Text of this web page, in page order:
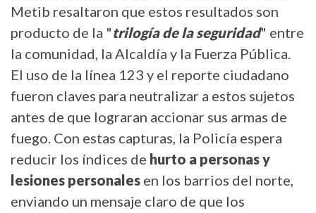
Metib resaltaron que estos resultados son
producto de la "trilogía de la seguridad" entre
la comunidad, la Alcaldía y la Fuerza Pública.
El uso de la línea 123 y el reporte ciudadano
fueron claves para neutralizar a estos sujetos
antes de que lograran accionar sus armas de
fuego. Con estas capturas, la Policía espera
reducir los índices de hurto a personas y
lesiones personales en los barrios del norte,
enviando un mensaje claro de que los